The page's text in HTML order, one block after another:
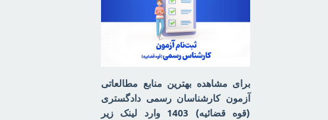
برای مشاهده بهترین منابع مطالعاتی
آزمون کارشناسان رسمی دادگستری
(قوه قضائیه) 1403 وارد لینک زیر